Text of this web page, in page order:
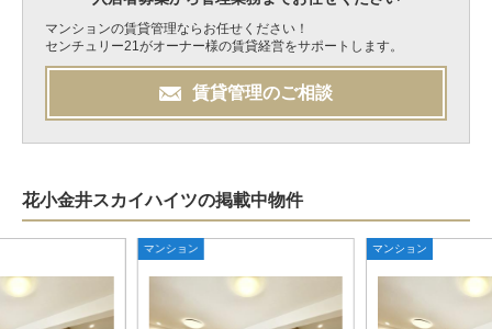
マンションの賃貸管理ならお任せください！
センチュリー21がオーナー様の賃貸経営をサポートします。
賃貸管理のご相談
花小金井スカイハイツの掲載中物件
マンション マンション